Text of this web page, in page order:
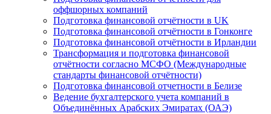
оффшорных компаний
Подготовка финансовой отчётности в UK
Подготовка финансовой отчётности в Гонконге
Подготовка финансовой отчётности в Ирландии
Трансформация и подготовка финансовой
отчётности согласно МСФО (Международные
стандарты финансовой отчётности)
Подготовка финансовой отчетности в Белизе
Ведение бухгалтерского учета компаний в
Объединённых Арабских Эмиратах (ОАЭ)